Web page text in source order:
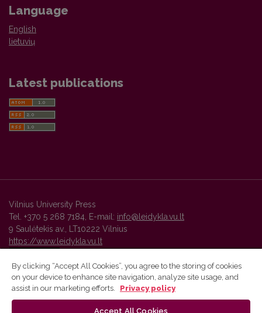
Language
English
lietuvių
Latest publications
Vilnius University Press
Tel. +370 5 268 7184, E-mail: info@leidykla.vu.lt
9 Saulėtekis av., LT10222 Vilnius
https://www.leidykla.vu.lt
Vilnius University Press platform and metadata are distributed by
By clicking “Accept All Cookies”, you agree to the storing of cookies
on your device to enhance site navigation, analyze site usage, and
assist in our marketing efforts.
Privacy policy
Accept All Cookies